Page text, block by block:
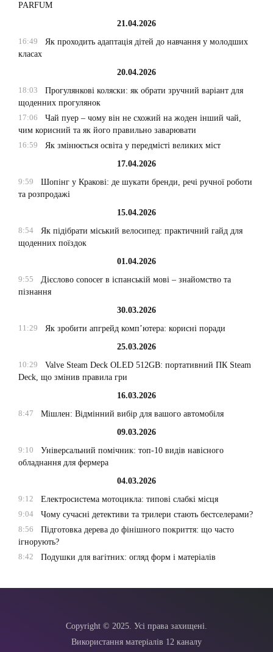
PARFUM
21.04.2026
16:49
Як проходить адаптація дітей до навчання у молодших
класах
20.04.2026
18:03
Прогулянкові коляски: як обрати зручний варіант для
щоденних прогулянок
17:06
Чай пуер – чому він не схожий на жоден інший чай,
чим корисний та як його правильно заварювати
16:59
Як змінюється освіта у передмісті великих міст
17.04.2026
9:59
Шопінг у Кракові: де шукати бренди, речі ручної роботи
та розпродажі
15.04.2026
8:54
Як підібрати міський велосипед: практичний гайд для
щоденних поїздок
01.04.2026
9:55
Дієслово conocer в іспанській мові – знайомство та
пізнання
30.03.2026
11:29
Як зробити апгрейд комп’ютера: корисні поради
25.03.2026
10:29
Valve Steam Deck OLED 512GB: портативний ПК Steam
Deck, що змінив правила гри
16.03.2026
8:47
Мішлен: Відмінний вибір для вашого автомобіля
09.03.2026
9:10
Універсальний помічник: топ-10 видів навісного
обладнання для фермера
04.03.2026
9:12
Електросистема мотоцикла: типові слабкі місця
9:04
Чому сучасні детективи та трилери стають бестселерами?
8:56
Підготовка дерева до фінішного покриття: що часто
ігнорують?
8:42
Подушки для вагітних: огляд форм і матеріалів
Copyright © 2025. Усі права захищені.
Використання матеріалів 12 каналу